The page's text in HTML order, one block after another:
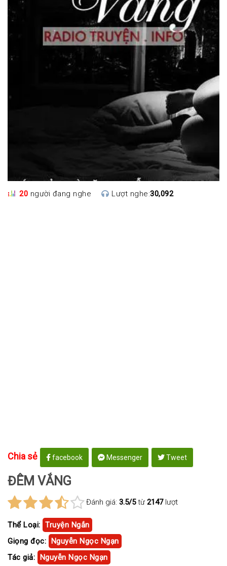
20 người đang nghe Lượt nghe:30,092
Chia sẻ facebook Messenger Tweet
ĐÊM VẮNG
Đánh giá: 3.5/5từ 2147lượt
Thể Loại: Truyện Ngắn
Giọng đọc: Nguyễn Ngọc Ngạn
Tác giả: Nguyễn Ngọc Ngạn